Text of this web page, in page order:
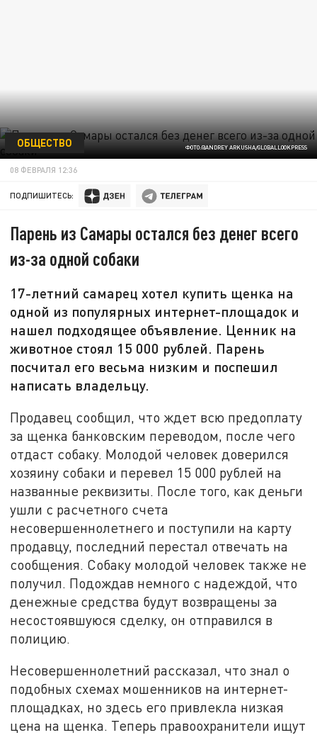
ФОТО:@ANDREY ARKUSHA/GLOBALLOOKPRESS
ОБЩЕСТВО
08 ФЕВРАЛЯ 12:36
ПОДПИШИТЕСЬ:
Парень из Самары остался без денег всего
из-за одной собаки
17-летний самарец хотел купить щенка на
одной из популярных интернет-площадок и
нашел подходящее объявление. Ценник на
животное стоял 15 000 рублей. Парень
посчитал его весьма низким и поспешил
написать владельцу.
Продавец сообщил, что ждет всю предоплату
за щенка банковским переводом, после чего
отдаст собаку. Молодой человек доверился
хозяину собаки и перевел 15 000 рублей на
названные реквизиты. После того, как деньги
ушли с расчетного счета
несовершеннолетнего и поступили на карту
продавцу, последний перестал отвечать на
сообщения. Собаку молодой человек также не
получил. Подождав немного с надеждой, что
денежные средства будут возвращены за
несостоявшуюся сделку, он отправился в
полицию.
Несовершеннолетний рассказал, что знал о
подобных схемах мошенников на интернет-
площадках, но здесь его привлекла низкая
цена на щенка. Теперь правоохранители ищут